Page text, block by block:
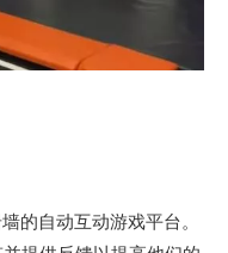
的自动互动游戏平台。